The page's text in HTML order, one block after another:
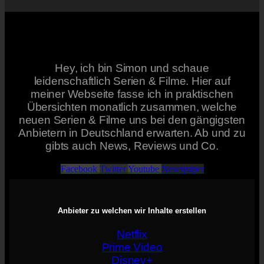
Hey, ich bin Simon und schaue
leidenschaftlich Serien & Filme. Hier auf
meiner Webseite fasse ich in praktischen
Übersichten monatlich zusammen, welche
neuen Serien & Filme uns bei den gängigsten
Anbietern in Deutschland erwarten. Ab und zu
gibts auch News, Reviews und Co.
Facebook Twitter Youtube Newspaper
Anbieter zu welchen wir Inhalte erstellen
Netflix
Prime Video
Disney+